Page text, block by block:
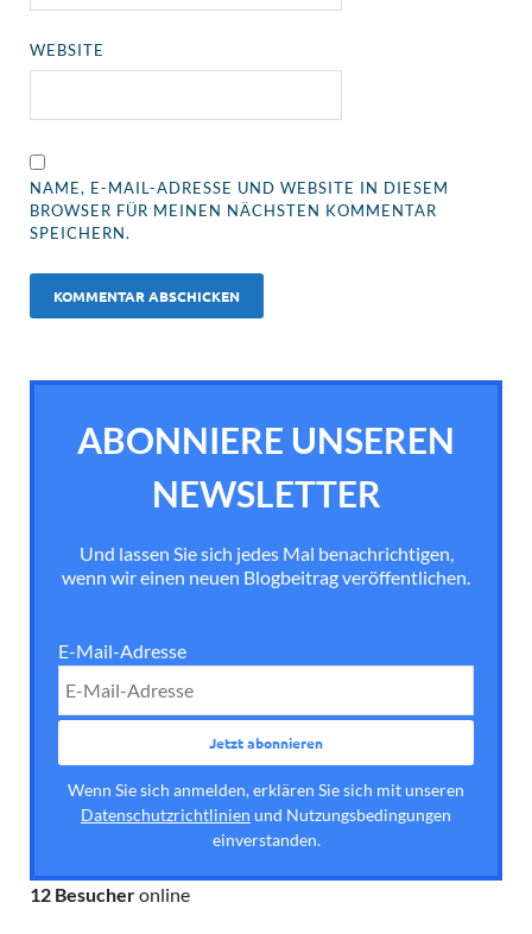
WEBSITE
NAME, E-MAIL-ADRESSE UND WEBSITE IN DIESEM
BROWSER FÜR MEINEN NÄCHSTEN KOMMENTAR
SPEICHERN.
ABONNIERE UNSEREN
NEWSLETTER
Und lassen Sie sich jedes Mal benachrichtigen,
wenn wir einen neuen Blogbeitrag veröffentlichen.
E-Mail-Adresse
Wenn Sie sich anmelden, erklären Sie sich mit unseren
Datenschutzrichtlinien und Nutzungsbedingungen
einverstanden.
12 Besucheronline